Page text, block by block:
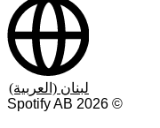
©
2026
لبنان (العربية)